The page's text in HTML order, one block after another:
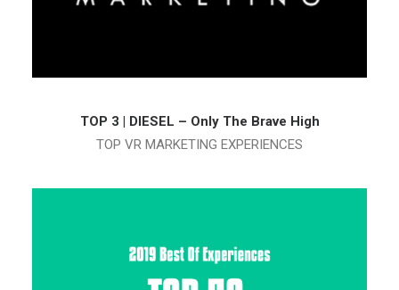
TOP 3 | DIESEL – Only The Brave High
TOP VR MARKETING EXPERIENCES